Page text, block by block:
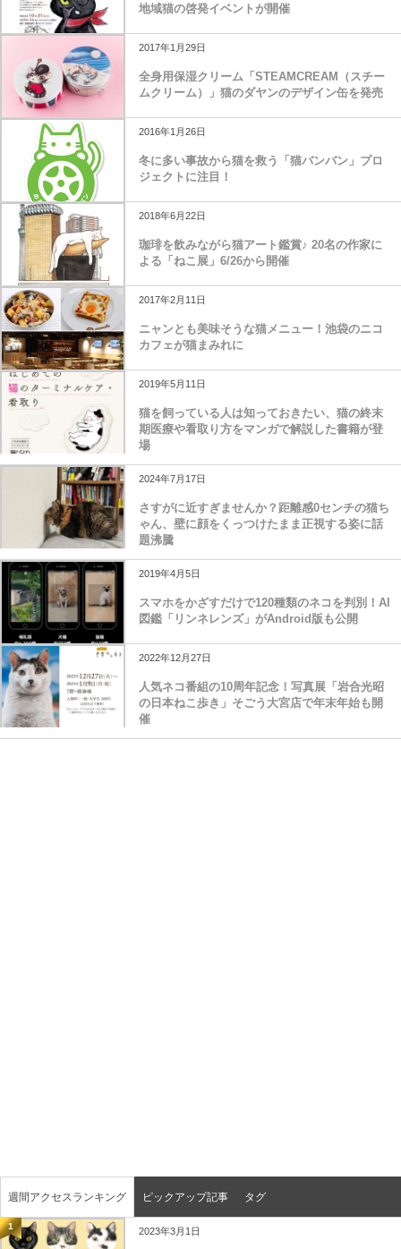
地域猫の啓発イベントが開催
2017年1月29日
全身用保湿クリーム「STEAMCREAM（スチー
ムクリーム）」猫のダヤンのデザイン缶を発売
2016年1月26日
冬に多い事故から猫を救う「猫バンバン」プロ
ジェクトに注目！
2018年6月22日
珈琲を飲みながら猫アート鑑賞♪ 20名の作家に
よる「ねこ展」6/26から開催
2017年2月11日
ニャンとも美味そうな猫メニュー！池袋のニコ
カフェが猫まみれに
2019年5月11日
猫を飼っている人は知っておきたい、猫の終末
期医療や看取り方をマンガで解説した書籍が登
場
2024年7月17日
さすがに近すぎませんか？距離感0センチの猫ち
ゃん、壁に顔をくっつけたまま正視する姿に話
題沸騰
2019年4月5日
スマホをかざすだけで120種類のネコを判別！AI
図鑑「リンネレンズ」がAndroid版も公開
2022年12月27日
人気ネコ番組の10周年記念！写真展「岩合光昭
の日本ねこ歩き」そごう大宮店で年末年始も開
催
週間アクセスランキング ピックアップ記事 タグ
1 2023年3月1日